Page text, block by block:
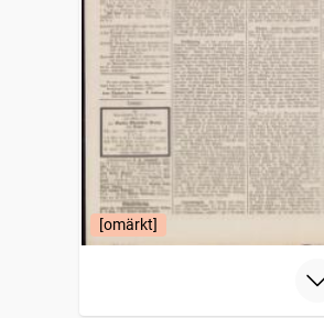
[omärkt]